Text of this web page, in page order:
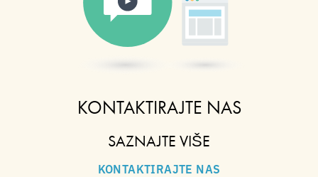
KONTAKTIRAJTE NAS
SAZNAJTE VIŠE
KONTAKTIRAJTE NAS